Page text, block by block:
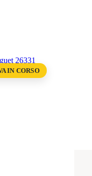
IN CORSO
26331